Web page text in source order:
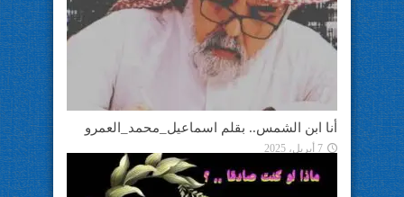
أنا ابن الشمس.. بقلم اسماعيل_محمد_العمرو
7 أبريل، 2025